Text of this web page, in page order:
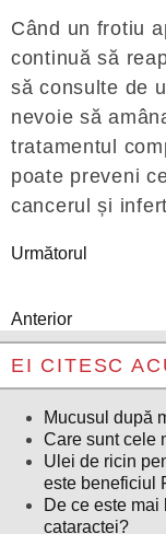
Când un frotiu
continuă să
să consulte de
nevoie să
tratamentul
poate preveni
cancerul și
Următorul
Anterior
EI CITESC
Mucusul după
Care sunt cele
Ulei de ricin
este beneficiul
De ce este
cataractei?